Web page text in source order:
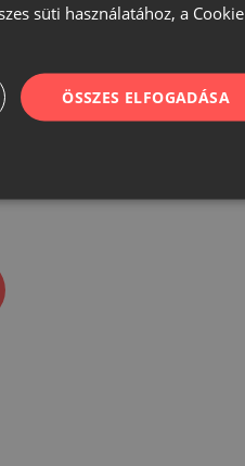
süti használatához, a Cookie
ÖSSZES ELFOGADÁSA